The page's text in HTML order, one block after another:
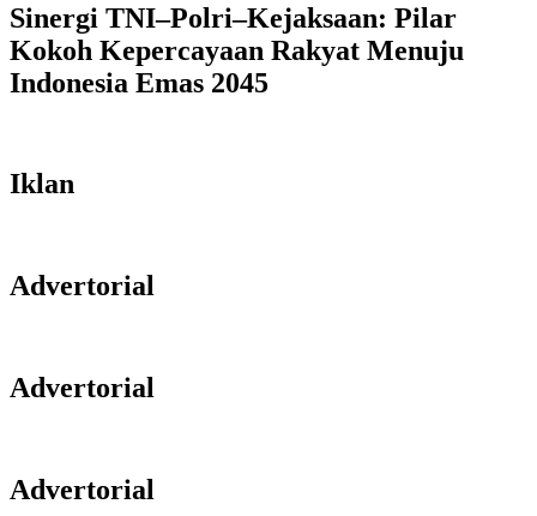
Sinergi TNI–Polri–Kejaksaan: Pilar
Kokoh Kepercayaan Rakyat Menuju
Indonesia Emas 2045
Iklan
Advertorial
Advertorial
Advertorial